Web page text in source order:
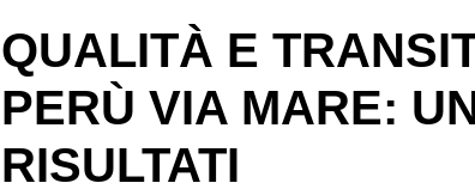
QUALITÀ E
PERÙ VIA MARE:
RISULTATI